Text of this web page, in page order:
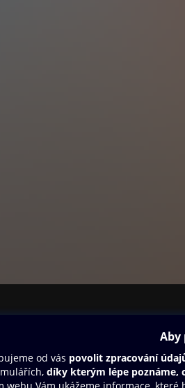
hry
Info
Dárkový poukaz
Nápověda